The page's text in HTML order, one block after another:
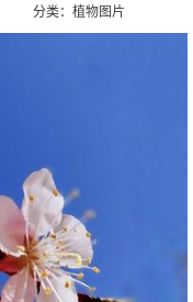
分类： 植物图片